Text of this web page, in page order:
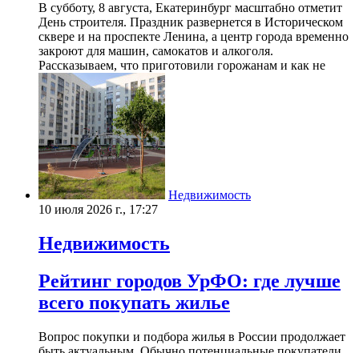
В субботу, 8 августа, Екатеринбург масштабно отметит
День строителя. Праздник развернется в Историческом
сквере и на проспекте Ленина, а центр города временно
закроют для машин, самокатов и алкоголя.
Рассказываем, что приготовили горожанам и как не
Недвижимость
10 июля 2026 г., 17:27
Недвижимость
Рейтинг городов УрФО: где лучше
всего покупать жилье
Вопрос покупки и подбора жилья в России продолжает